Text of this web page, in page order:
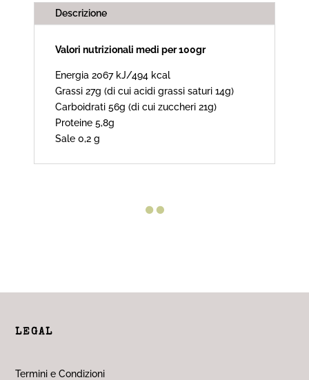
Descrizione
Valori nutrizionali medi per 100gr
Energia 2067 kJ/494 kcal
Grassi 27g (di cui acidi grassi saturi 14g)
Carboidrati 56g (di cui zuccheri 21g)
Proteine 5,8g
Sale 0,2 g

LEGAL
Termini e Condizioni